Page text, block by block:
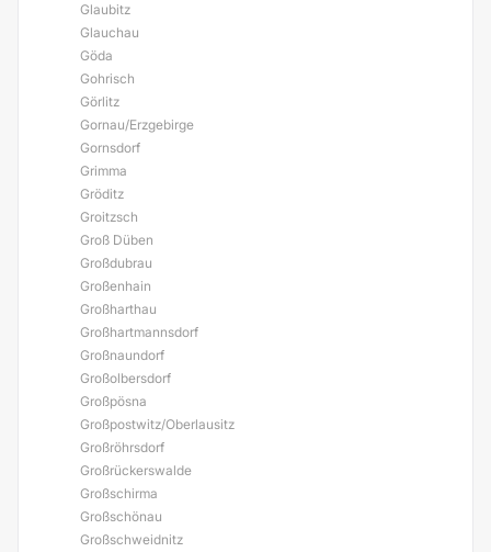
Glaubitz
Glauchau
Göda
Gohrisch
Görlitz
Gornau/Erzgebirge
Gornsdorf
Grimma
Gröditz
Groitzsch
Groß Düben
Großdubrau
Großenhain
Großharthau
Großhartmannsdorf
Großnaundorf
Großolbersdorf
Großpösna
Großpostwitz/Oberlausitz
Großröhrsdorf
Großrückerswalde
Großschirma
Großschönau
Großschweidnitz